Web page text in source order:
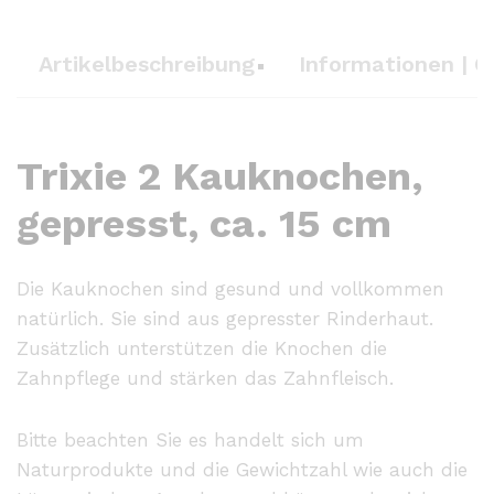
Artikelbeschreibung Informationen |
Trixie 2 Kauknochen,
gepresst, ca. 15 cm
Die Kauknochen sind gesund und vollkommen
natürlich. Sie sind aus gepresster Rinderhaut.
Zusätzlich unterstützen die Knochen die
Zahnpflege und stärken das Zahnfleisch.
Bitte beachten Sie es handelt sich um
Naturprodukte und die Gewichtzahl wie auch die